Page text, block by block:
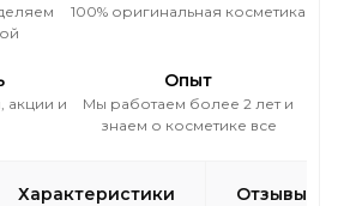
100% оригинальная косметика
акции и
Опыт
Мы работаем более 2 лет и
знаем о косметике все
Характеристики Отзывы